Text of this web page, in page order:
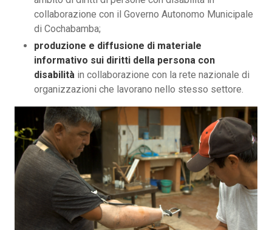
collaborazione con il Governo Autonomo Municipale
di Cochabamba;
produzione e diffusione di materiale
informativo sui diritti della persona con
disabilità in collaborazione con la rete nazionale di
organizzazioni che lavorano nello stesso settore.